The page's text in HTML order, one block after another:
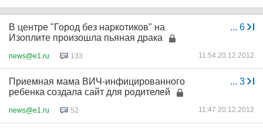
... 6
В центре "Город без наркотиков" на
Изоплите произошла пьяная драка
news@e1.ru 133 11:54 20.12.2012
... 3
Приемная мама ВИЧ-инфицированного
ребенка создала сайт для родителей
news@e1.ru 52 11:47 20.12.2012